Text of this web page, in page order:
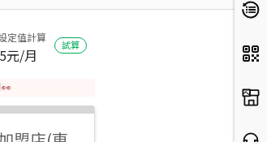
定值計算
元/月
試算